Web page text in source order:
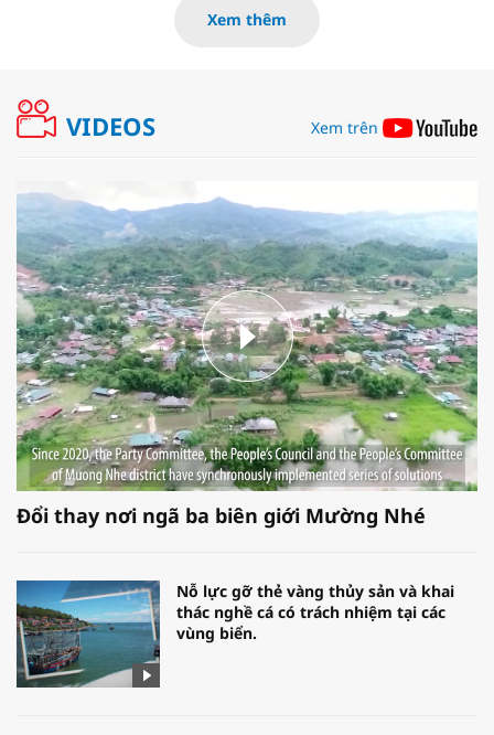
Xem thêm
VIDEOS Xem trên
Đổi thay nơi ngã ba biên giới Mường Nhé
Nỗ lực gỡ thẻ vàng thủy sản và khai
thác nghề cá có trách nhiệm tại các
vùng biển.